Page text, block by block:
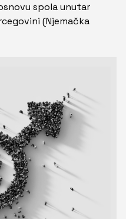
spola unutar
(Njemačka